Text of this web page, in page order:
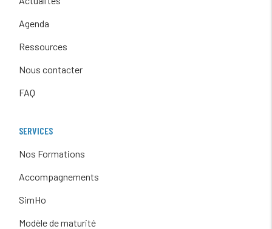
Agenda
Ressources
Nous contacter
FAQ
SERVICES
Nos Formations
Accompagnements
SimHo
Modèle de maturité